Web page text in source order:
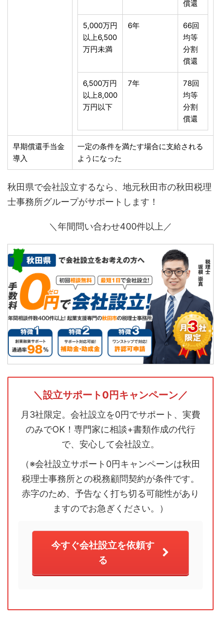
償還
5,000万円
以上6,500
万円未満
6年
66回
均等
分割
償還
6,500万円
以上8,000
万円以下
7年
78回
均等
分割
償還
早期償還手当金
導入
一定の条件を満たす場合に支給される
ようになった
秋田県で会社設立するなら、地元秋田市の秋田税理
士事務所グループがサポートします！
＼年間問い合わせ400件以上／
＼設立サポート0円キャンペーン／
月3社限定。会社設立を0円でサポート、実費
のみでOK！専門家に相談+書類作成の代行
で、安心して会社設立。
（※会社設立サポート0円キャンペーンは秋田
税理士事務所との税務顧問契約が条件です。
赤字のため、予告なく打ち切る可能性があり
ますのでお急ぎください。）
今すぐ会社設立を依頼す
る